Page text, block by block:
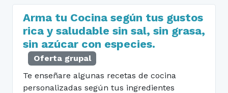
Arma tu Cocina según tus gustos
rica y saludable sin sal, sin grasa,
sin azúcar con especies.
Oferta grupal
Te enseñare algunas recetas de cocina
personalizadas según tus ingredientes